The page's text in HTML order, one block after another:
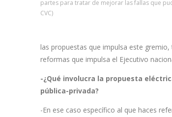
partes para tratar de mejorar las fallas que
CVC)
las propuestas que impulsa este
reformas que impulsa el Ejecutivo
-¿Qué involucra la propuesta
pública-privada?
-En ese caso específico al que haces